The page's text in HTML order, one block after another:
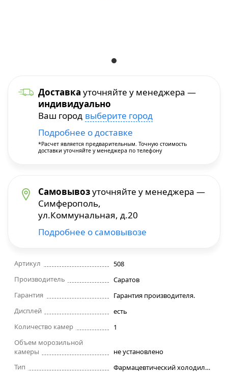
Артикул
508
Производитель
Саратов
Гарантия
Гарантия производителя.
Дисплей
есть
Количество камер
1
Объем морозильной
камеры
не установлено
Тип
Фармацевтический холодильник
Доставка уточняйте у менеджера —
индивидуально
Ваш город выберите город
Подробнее о доставке
*Расчет является предварительным. Точную стоимость
доставки уточняйте у менеджера по телефону
Самовывозуточняйте у менеджера —
Симферополь,
ул.Коммунальная, д.20
Подробнее о самовывозе
Столовые приборы
Термосы
Пилы и плиткорезы
Прочие инструменты
Сварочное оборудование
Фрезеры
Штроборезы
Шуруповерты и электроотвертки